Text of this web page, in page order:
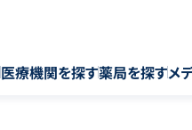
医療機関を探す薬局を探すメ